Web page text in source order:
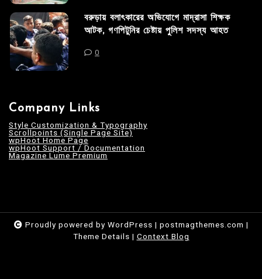
বরুড়ায় বলাৎকারের অভিযোগে মাদ্রাসা শিক্ষক
আটক, গণপিটুনির চেষ্টায় পুলিশ সদস্য আহত
0
Company Links
Style Customization & Typography
Scrollpoints (Single Page Site)
wpHoot Home Page
wpHoot Support / Documentation
Magazine Lume Premium
Proudly powered by WordPress | postmagthemes.com |
Theme Details | Context Blog